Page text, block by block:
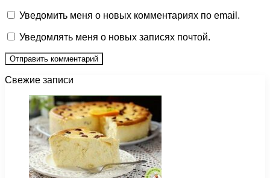
Уведомить меня о новых комментариях по email.
Уведомлять меня о новых записях почтой.
Свежие записи